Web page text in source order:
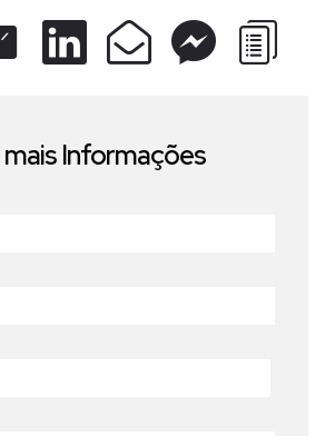
Informações